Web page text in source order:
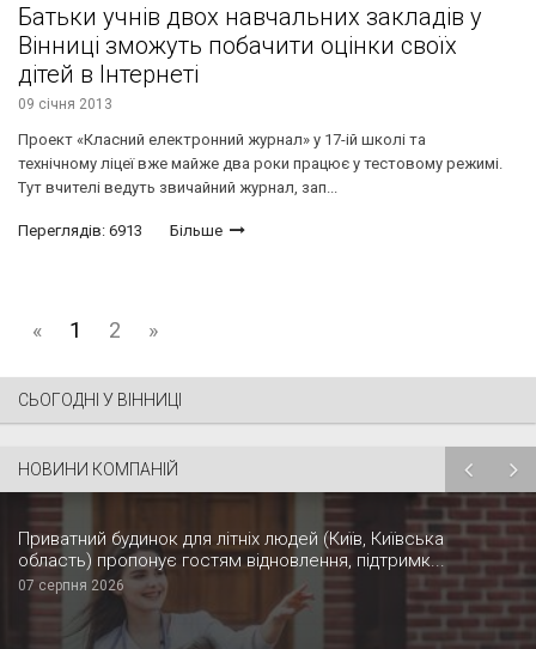
Батьки учнів двох навчальних закладів у
Вінниці зможуть побачити оцінки своїх
дітей в Інтернеті
09 січня 2013
Проект «Класний електронний журнал» у 17-ій школі та
технічному ліцеї вже майже два роки працює у тестовому режимі.
Тут вчителі ведуть звичайний журнал, зап...
Переглядів: 6913 Більше
« 1 2 »
СЬОГОДНІ У ВІННИЦІ
НОВИНИ КОМПАНІЙ
Приватний будинок для літніх людей (Київ, Київська
область) пропонує гостям відновлення, підтримк...
07 серпня 2026